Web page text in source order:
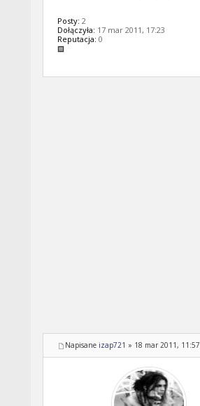
Posty: 2
Dołączyła: 17 mar 2011, 17:23
Reputacja: 0
Napisane izap721 » 18 mar 2011, 11:57